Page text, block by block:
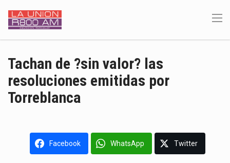
Tachan de ?sin valor? las
resoluciones emitidas por
Torreblanca
Facebook WhatsApp Twitter